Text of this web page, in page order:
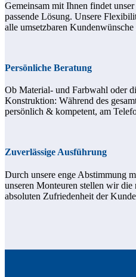
Gemeinsam mit Ihnen findet
passende Lösung. Unsere
alle umsetzbaren
Persönliche Beratung
Ob Material- und Farbwahl oder
Konstruktion: Während des
persönlich & kompetent, am
Zuverlässige Ausführung
Durch unsere enge Abstimmung
unseren Monteuren stellen wir
absoluten Zufriedenheit der